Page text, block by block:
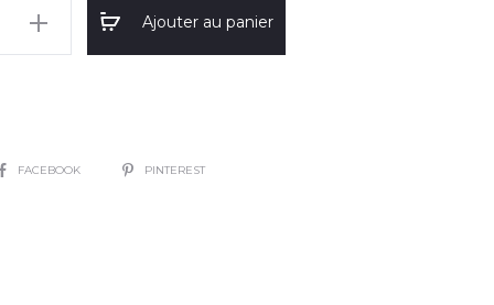
Ajouter au panier
FACEBOOK PINTEREST